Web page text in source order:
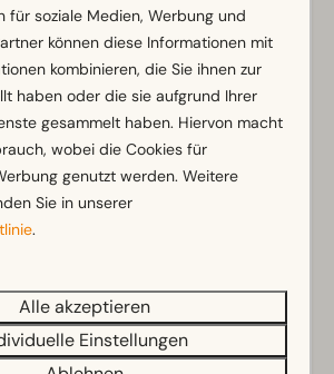
in der Nähe der Ferienunterkunft
für soziale Medien, Werbung und
können diese Informationen mit
kombinieren, die Sie ihnen zur
haben oder die sie aufgrund Ihrer
gesammelt haben. Hiervon macht
wobei die Cookies für
genutzt werden. Weitere
Sie in unserer
.
Alle akzeptieren
Einstellungen